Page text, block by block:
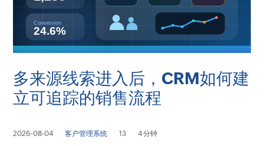
多来源线索进入后，CRM如何建
立可追踪的销售流程
2026-08-04 客户管理系统 13 4 分钟